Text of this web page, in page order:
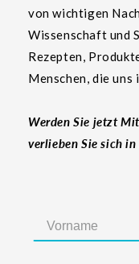
von wichtigen
Wissenschaft und
Rezepten,
Menschen, die uns
Werden Sie jetzt
verlieben Sie sich